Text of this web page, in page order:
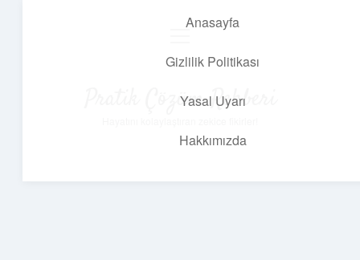
Anasayfa
Gizlilik Politikası
Yasal Uyarı
Hakkımızda
Pratik Çözüm Rehberi